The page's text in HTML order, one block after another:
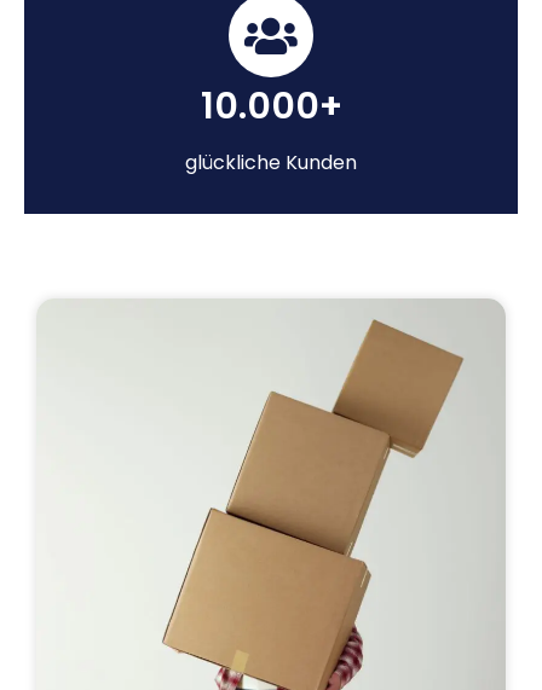
10.000+
glückliche Kunden